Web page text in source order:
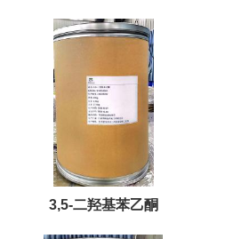
3,5-二羟基苯乙酮